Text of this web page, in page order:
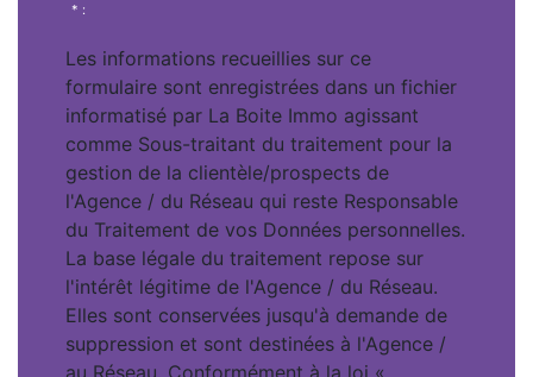
* :
Les informations recueillies sur ce
formulaire sont enregistrées dans un fichier
informatisé par La Boite Immo agissant
comme Sous-traitant du traitement pour la
gestion de la clientèle/prospects de
l'Agence / du Réseau qui reste Responsable
du Traitement de vos Données personnelles.
La base légale du traitement repose sur
l'intérêt légitime de l'Agence / du Réseau.
Elles sont conservées jusqu'à demande de
suppression et sont destinées à l'Agence /
au Réseau. Conformément à la loi «